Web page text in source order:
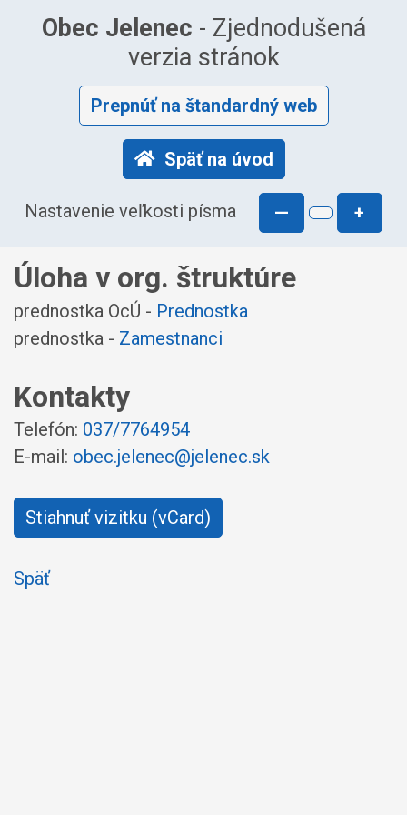
Obec Jelenec - Zjednodušená
verzia stránok
Prepnúť na štandardný web
Späť na úvod
Nastavenie veľkosti písma — +
Úloha v org. štruktúre
prednostka OcÚ - Prednostka
prednostka - Zamestnanci
Kontakty
Telefón: 037/7764954
E-mail: obec.jelenec@jelenec.sk
Stiahnuť vizitku (vCard)
Späť